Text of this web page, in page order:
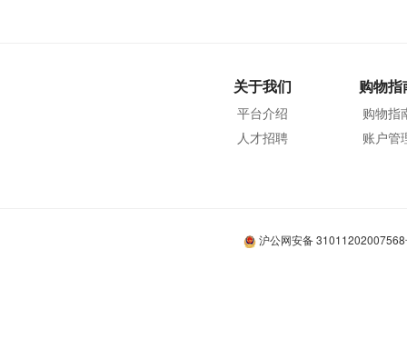
关于我们
平台介绍
人才招聘
购物指
购物指
账户管
沪公网安备 31011202007568